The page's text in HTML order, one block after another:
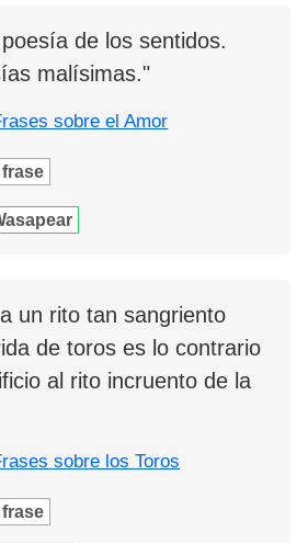
de los sentidos.
malísimas."
sobre el Amor
un rito tan sangriento
de toros es lo contrario
al rito incruento de la
sobre los Toros